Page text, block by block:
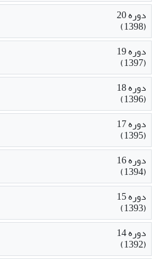
دوره 20
(1398)
دوره 19
(1397)
دوره 18
(1396)
دوره 17
(1395)
دوره 16
(1394)
دوره 15
(1393)
دوره 14
(1392)